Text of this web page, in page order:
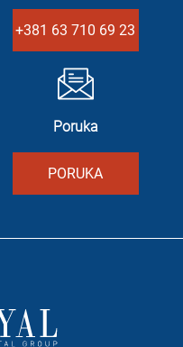
+381 63 710 69 23
Poruka
PORUKA